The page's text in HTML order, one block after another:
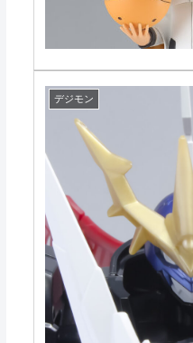
デジモン